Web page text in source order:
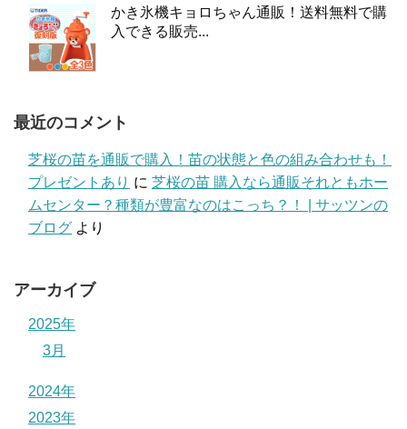
かき氷機キョロちゃん通販！送料無料で購
入できる販売...
最近のコメント
芝桜の苗を通販で購入！苗の状態と色の組み合わせも！
プレゼントあり に 芝桜の苗 購入なら通販それともホー
ムセンター？種類が豊富なのはこっち？！ | サッツンの
ブログ より
アーカイブ
2025年
3月
2024年
2023年